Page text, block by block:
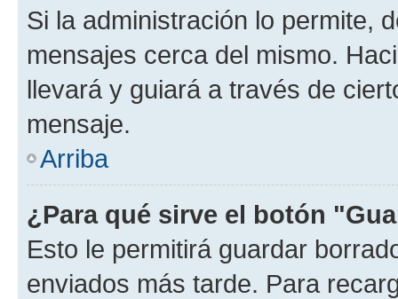
Si la administración lo permite,
mensajes cerca del mismo.
llevará y guiará a través de
mensaje.
Arriba
¿Para qué sirve el botón
Esto le permitirá guardar
enviados más tarde. Para